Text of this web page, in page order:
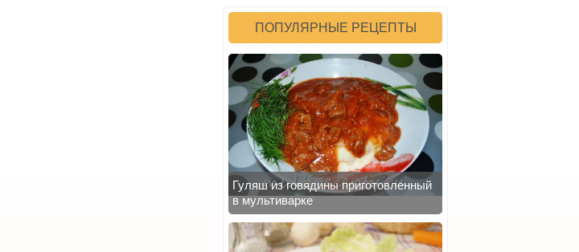
ПОПУЛЯРНЫЕ РЕЦЕПТЫ
Гуляш из говядины приготовленный
в мультиварке